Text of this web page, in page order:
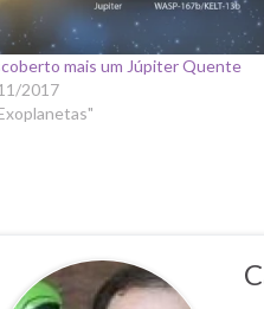
mais um Júpiter Quente
2017